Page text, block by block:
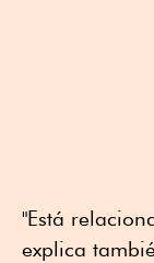
"Está
explica